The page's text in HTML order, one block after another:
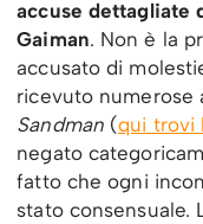
accuse dettagliate
Gaiman. Non è la
accusato di
ricevuto numerose
Sandman(qui trovi
negato
fatto che ogni
stato consensuale.